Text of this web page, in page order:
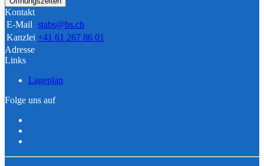
Kontakt
E-Mail stabs@bs.ch
Kanzlei +41 61 267 86 01
Adresse
Links
Lageplan
Folge uns auf